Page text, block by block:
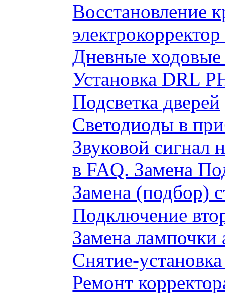
Восстановление
Дневные ходовые
Установка DRL
Подсветка дверей
Светодиоды в
Звуковой сигнал
в FAQ. Замена
Замена (подбор)
Подключение
Замена лампочки
Снятие-
Ремонт